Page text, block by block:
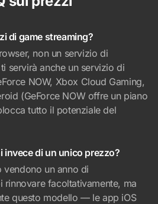
di game streaming?
non un servizio di
servirà anche un servizio di
NOW, Xbox Cloud Gaming,
(GeForce NOW offre un piano
tutto il potenziale del
invece di un unico prezzo?
vendono un anno di
rinnovare facoltativamente, ma
questo modello — le app iOS